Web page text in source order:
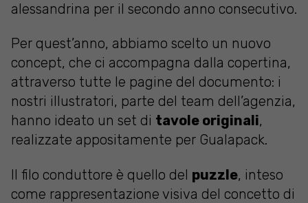
alessandrina per il secondo anno consecutivo.
Per quest’anno, abbiamo scelto un nuovo
concept, che ci accompagna dalla copertina,
attraverso tutte le pagine del documento: i
nostri illustratori, parte del team dell’agenzia,
hanno ideato un set di tavole originali,
realizzate appositamente per Gualapack.
Il filo conduttore è quello del puzzle, inteso
come rappresentazione visiva del concetto di